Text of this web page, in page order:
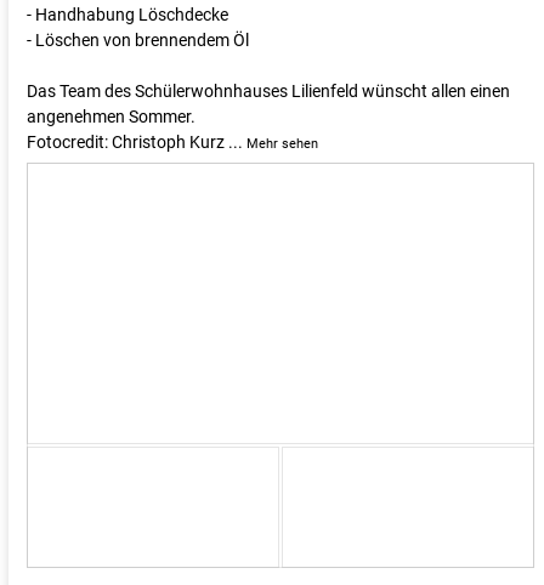
- Handhabung Löschdecke
- Löschen von brennendem Öl
Das Team des Schülerwohnhauses Lilienfeld wünscht allen einen
angenehmen Sommer.
Fotocredit: Christoph Kurz ... Mehr sehen